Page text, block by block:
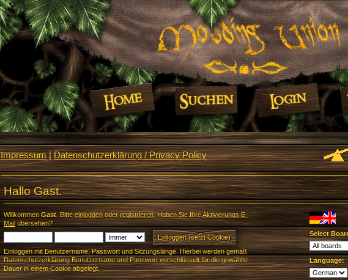
Impressum|Datenschutzerklärung / Privacy Policy
Hallo Gast.
Willkommen Gast. Bitte einloggenoderregistrieren. Haben Sie IhreAktivierungs E-
Mailübersehen?
Einloggen mit Benutzername, Passwort und Sitzungslänge. Hierbei werden gemäß
Datenschutzerklärung Benutzername und Passwort verschlüsselt für die gewählte
Dauer in einem Cookie abgelegt.
Select
Language: